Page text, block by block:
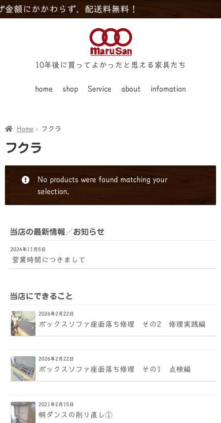
にかかわらず、配送料無料！
home shop Service about infomation
10年後に買ってよかったと思える家具たち
Home フクラ
フクラ
No products were found matching your
selection.
当店の最新情報／お知らせ
2024年11月5日
営業時間につきまして
当店にできること
2026年2月22日
ボックスソファ座面落ち修理 その2 修理実践編
2026年2月22日
ボックスソファ座面落ち修理 その1 点検編
2021年2月15日
桐ダンスの削り直し①